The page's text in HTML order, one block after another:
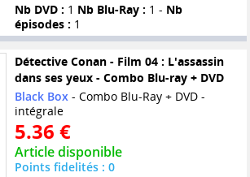
Nb DVD : 1 Nb Blu-Ray : 1 - Nb
épisodes : 1
Détective Conan - Film 04 : L'assassin
dans ses yeux - Combo Blu-ray + DVD
Black Box- Combo Blu-Ray + DVD -
intégrale
5.36 €
Article disponible
Points fidelités : 0